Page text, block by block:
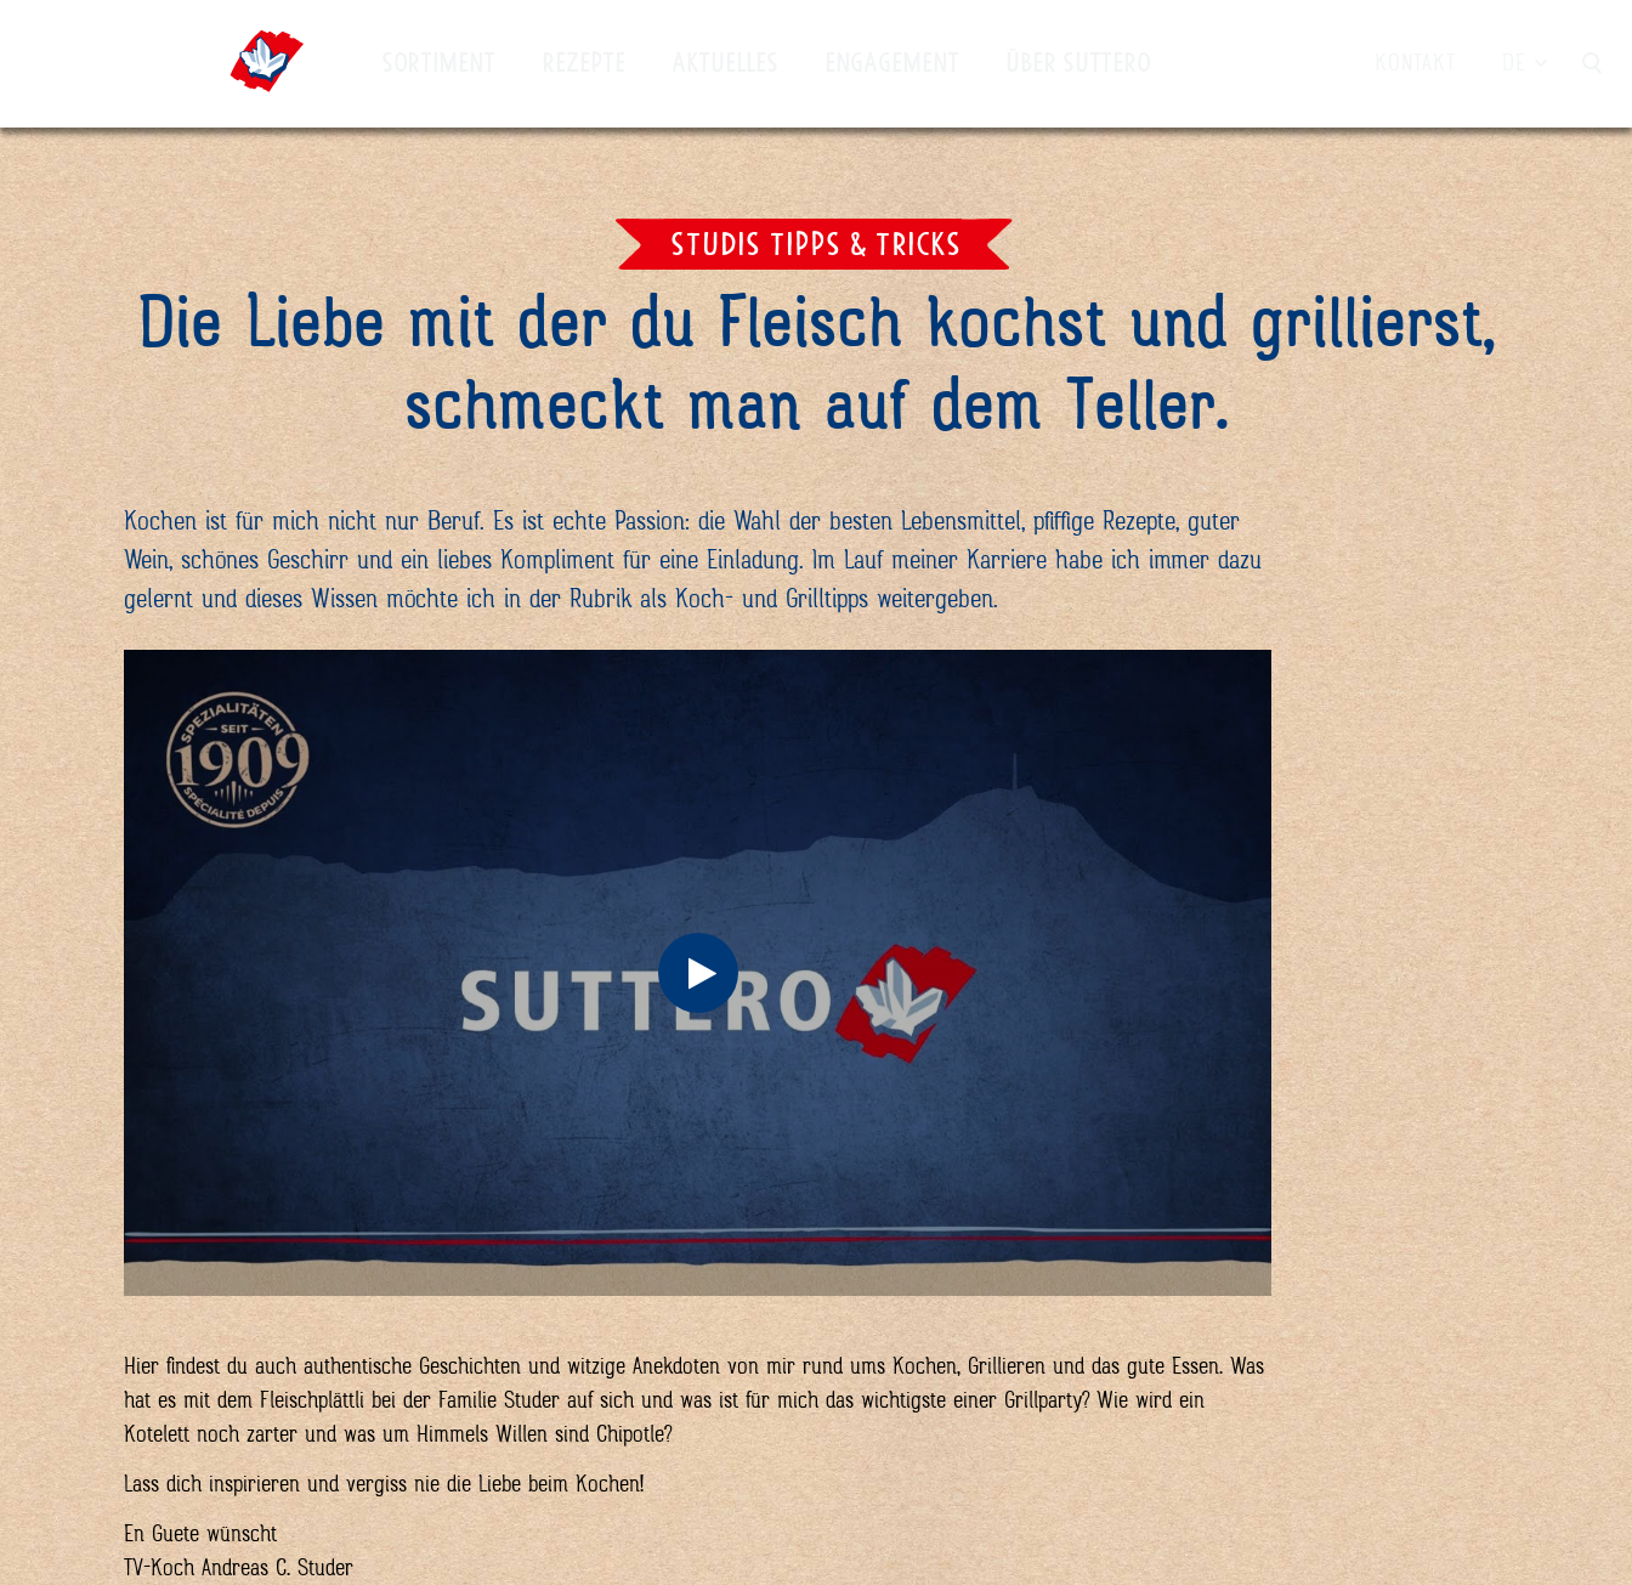
Skip
to
navigation
(Press
Enter)
Skip
to
main
content
(Press
Enter)
STUDIS TIPPS & TRICKS
Die Liebe mit der du Fleisch kochst und grillierst,
schmeckt man auf dem Teller.
Kochen ist für mich nicht nur Beruf. Es ist echte Passion: die Wahl der besten Lebensmittel, pfiffige Rezepte, guter
Wein, schönes Geschirr und ein liebes Kompliment für eine Einladung. Im Lauf meiner Karriere habe ich immer dazu
gelernt und dieses Wissen möchte ich in der Rubrik als Koch- und Grilltipps weitergeben.
Hier findest du auch authentische Geschichten und witzige Anekdoten von mir rund ums Kochen, Grillieren und das gute Essen. Was
hat es mit dem Fleischplättli bei der Familie Studer auf sich und was ist für mich das wichtigste einer Grillparty? Wie wird ein
Kotelett noch zarter und was um Himmels Willen sind Chipotle?
Lass dich inspirieren und vergiss nie die Liebe beim Kochen!
En Guete wünscht
TV-Koch Andreas C. Studer